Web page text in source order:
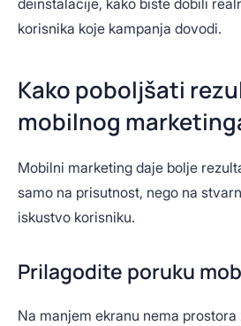
deinstalacije, kako biste dobili
korisnika koje kampanja dovodi.
Kako poboljšati
mobilnog
Mobilni marketing daje bolje
samo na prisutnost, nego na
iskustvo korisniku.
Prilagodite poruku
Na manjem ekranu nema